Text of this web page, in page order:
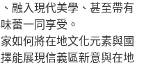
融入現代美學、甚至帶有
蕾一同享受。
如何將在地文化元素與國
能展現信義區新意與在地